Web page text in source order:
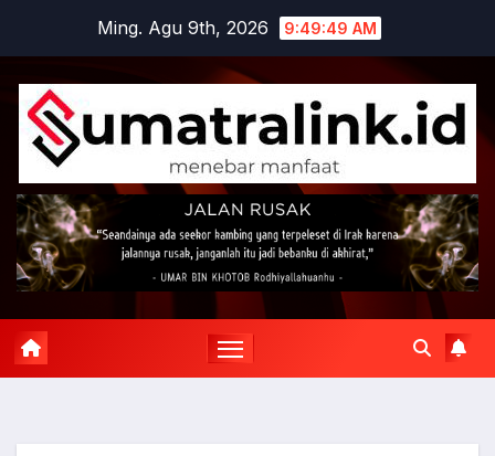
content
Ming. Agu 9th, 2026 9:49:50 AM